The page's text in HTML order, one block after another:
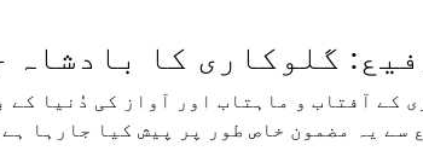
گلوکاری کا بادشاہ
سے یہ مضمون خاص طور پر پیش کیا جارہا